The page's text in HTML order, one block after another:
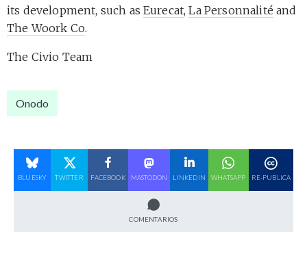
its development, such asEurecat,La Personnalité and
The Woork Co.
The Civio Team
Onodo
BLUESKY TWITTER FACEBOOK MASTODON LINKEDIN WHATSAPP RE-PUBLICA
COMENTARIOS